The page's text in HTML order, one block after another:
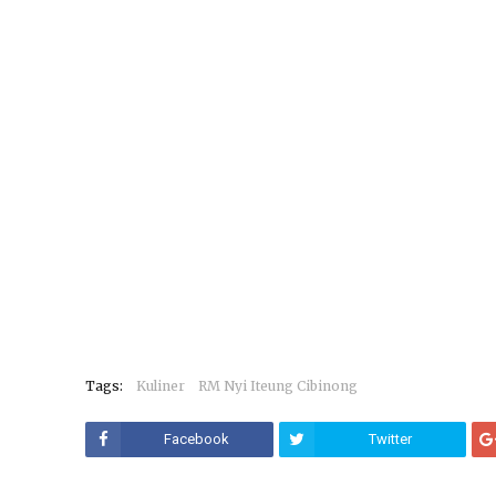
Tags: Kuliner RM Nyi Iteung Cibinong
Facebook Twitter